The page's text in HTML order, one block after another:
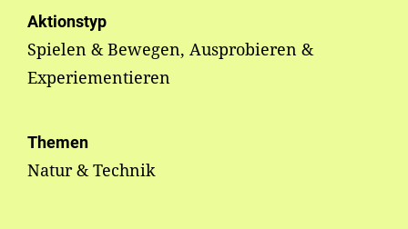
Aktionstyp
Spielen & Bewegen, Ausprobieren &
Experiementieren
Themen
Natur & Technik